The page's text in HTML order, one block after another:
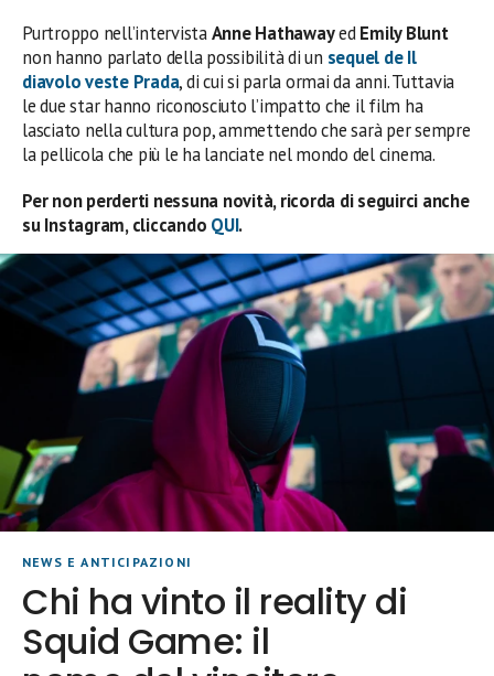
Purtroppo nell’intervistaAnne HathawayedEmily Blunt
non hanno parlato della possibilità di un sequel de Il
diavolo veste Prada, di cui si parla ormai da anni. Tuttavia
le due star hanno riconosciuto l’impatto che il film ha
lasciato nella cultura pop, ammettendo che sarà per sempre
la pellicola che più le ha lanciate nel mondo del cinema.
Per non perderti nessuna novità, ricorda di seguirci anche
su Instagram, cliccando QUI.
NEWS E ANTICIPAZIONI
Chi ha vinto il reality di
Squid Game: il